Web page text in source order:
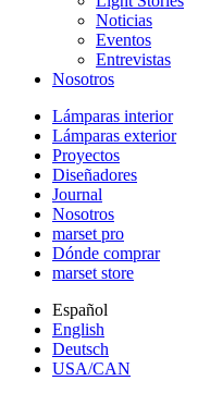
Noticias
Eventos
Entrevistas
Nosotros
Lámparas interior
Lámparas exterior
Proyectos
Diseñadores
Journal
Nosotros
marset pro
Dónde comprar
marset store
Español
English
Deutsch
USA/CAN